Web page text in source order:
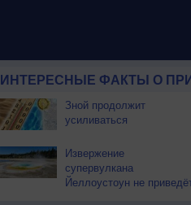
ИНТЕРЕСНЫЕ ФАКТЫ О
Зной продолжит
усиливаться
Извержение
супервулкана
Йеллоустоун не